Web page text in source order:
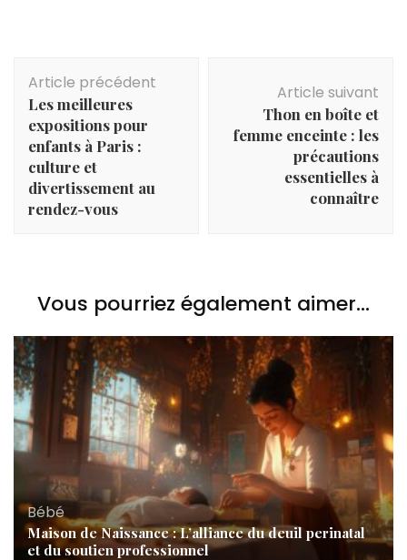
d'article
Article précédent
Les meilleures
expositions pour
enfants à Paris :
culture et
divertissement au
rendez-vous
Article suivant
Thon en boîte et
femme enceinte : les
précautions
essentielles à
connaître
Vous pourriez également aimer...
Bébé
Maison de Naissance : L’alliance du deuil perinatal
et du soutien professionnel